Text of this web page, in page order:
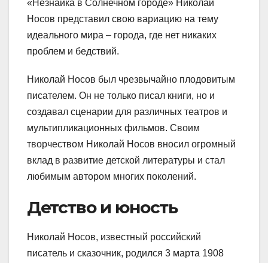
«Незнайка в Солнечном городе» Николай
Носов представил свою вариацию на тему
идеального мира – города, где нет никаких
проблем и бедствий.
Николай Носов был чрезвычайно плодовитым
писателем. Он не только писал книги, но и
создавал сценарии для различных театров и
мультипликационных фильмов. Своим
творчеством Николай Носов вносил огромный
вклад в развитие детской литературы и стал
любимым автором многих поколений.
Детство и юность
Николай Носов, известный российский
писатель и сказочник, родился 3 марта 1908